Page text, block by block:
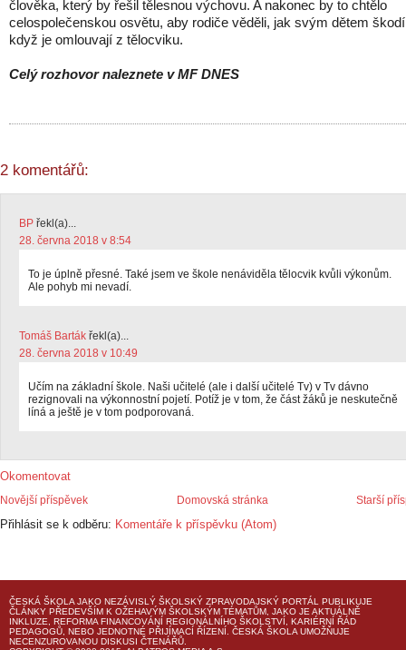
člověka, který by řešil tělesnou výchovu. A nakonec by to chtělo
celospolečenskou osvětu, aby rodiče věděli, jak svým dětem
když je omlouvají z tělocviku.
Celý rozhovor naleznete v MF DNES
2 komentářů:
BP řekl(a)...
28. června 2018 v 8:54
To je úplně přesné. Také jsem ve škole nenáviděla tělocvik kvůli výkonům.
Ale pohyb mi nevadí.
Tomáš Barták řekl(a)...
28. června 2018 v 10:49
Učím na základní škole. Naši učitelé (ale i další učitelé Tv) v Tv dávno
rezignovali na výkonnostní pojetí. Potíž je v tom, že část žáků je neskutečně
líná a ještě je v tom podporovaná.
Okomentovat
Novější příspěvek Starší
Domovská stránka
Přihlásit se k odběru: Komentáře k příspěvku (Atom)
ČESKÁ ŠKOLA JAKO NEZÁVISLÝ ŠKOLSKÝ ZPRAVODAJSKÝ PORTÁL PUBLIKUJE
ČLÁNKY PŘEDEVŠÍM K OŽEHAVÝM ŠKOLSKÝM TÉMATŮM, JAKO JE AKTUÁLNĚ
INKLUZE, REFORMA FINANCOVÁNÍ REGIONÁLNÍHO ŠKOLSTVÍ, KARIÉRNÍ ŘÁD
PEDAGOGŮ, NEBO JEDNOTNÉ PŘIJÍMACÍ ŘÍZENÍ. ČESKÁ ŠKOLA UMOŽŇUJE
NECENZUROVANOU DISKUSI ČTENÁŘŮ.